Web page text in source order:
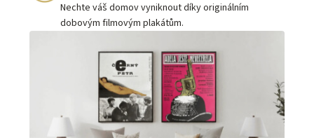
Nechte váš domov vyniknout díky originálním
dobovým filmovým plakátům.